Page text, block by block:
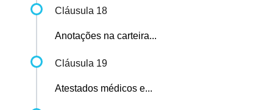
Cláusula 18
Anotações na carteira...
Cláusula 19
Atestados médicos e...